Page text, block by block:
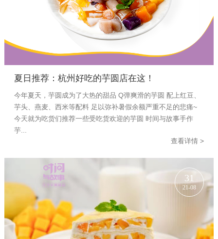
夏日推荐：杭州好吃的芋圆店在这！
今年夏天，芋圆成为了大热的甜品 Q弹爽滑的芋圆 配上红豆、
芋头、燕麦、西米等配料 足以弥补暑假余额严重不足的悲痛~
今天就为吃货们推荐一些受吃货欢迎的芋圆 时间与故事手作
芋...
查看详情 >
31
21-08